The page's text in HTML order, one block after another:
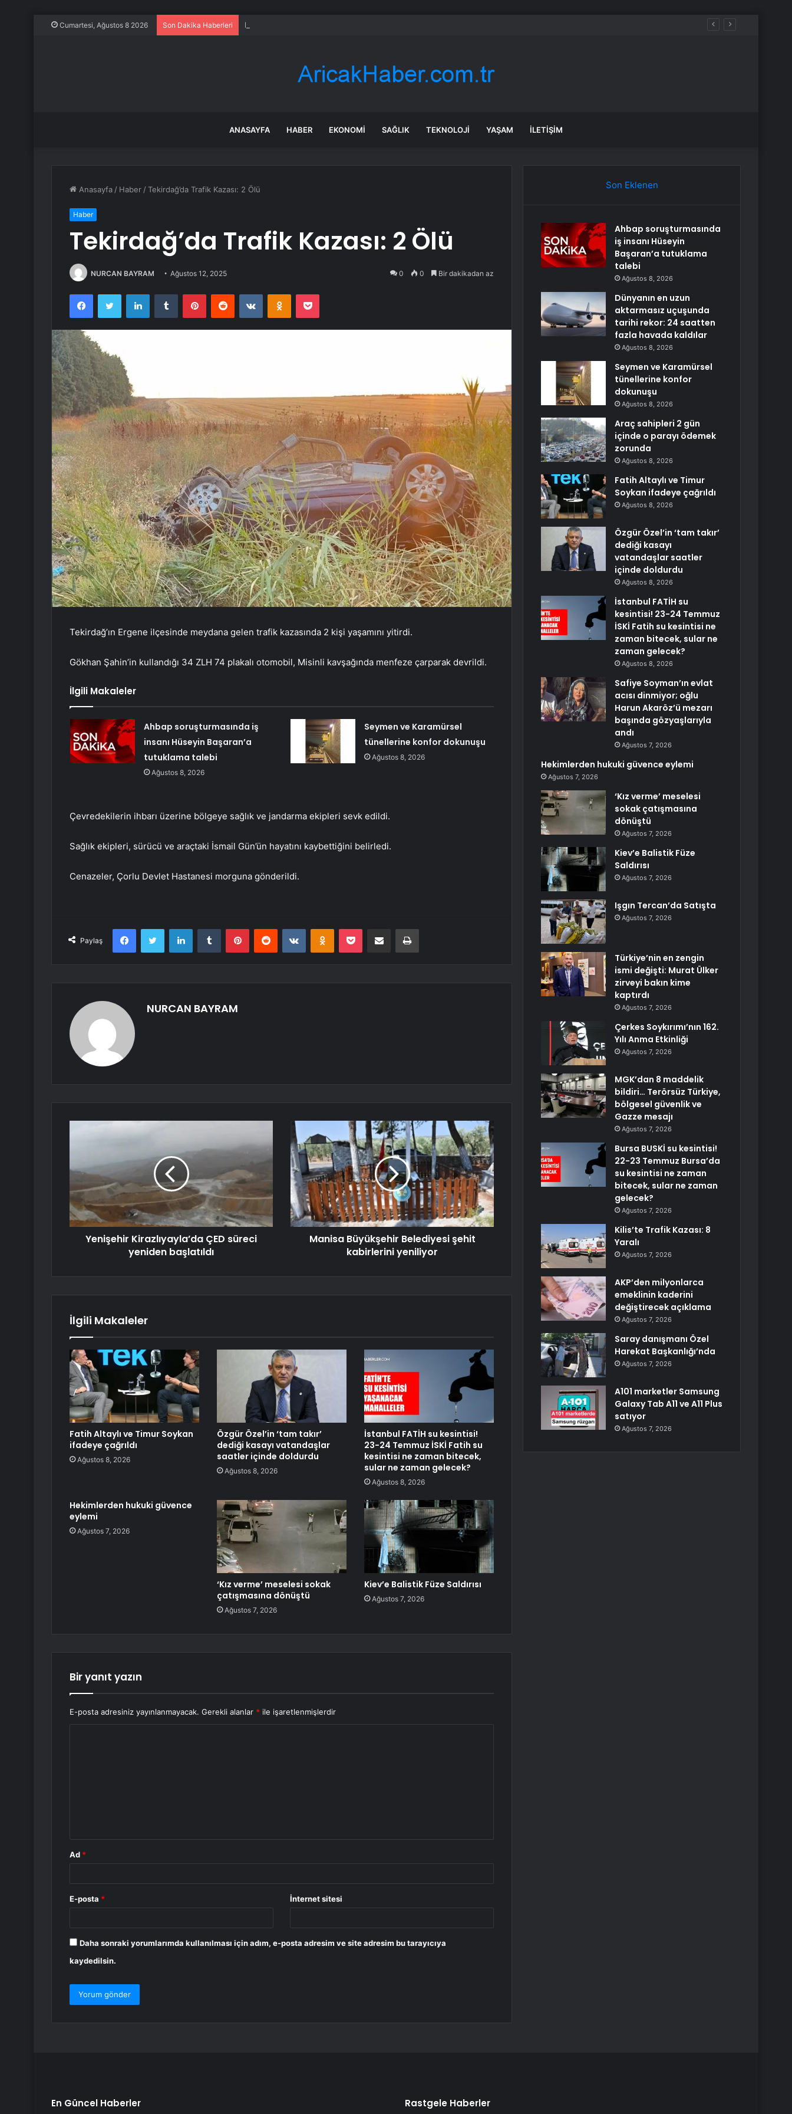
Cumartesi, Ağustos 8 2026 Son Dakika Haberleri Dünyanın en uzun aktarmasız uçuşunda tarihi rekor: 24 saatten fazla havada kaldılar
ANASAYFA HABER EKONOMI SAĞLIK TEKNOLOJI YAŞAM İLETIŞIM
Anasayfa / Haber /Tekirdağ’da Trafik Kazası: 2 Ölü
Haber
Tekirdağ’da Trafik Kazası: 2 Ölü
NURCAN BAYRAM Ağustos 12, 2025 0 0 Bir dakikadan az
FacebookTwitter LinkedInTumblr PinterestReddit VKontakteOdnoklassniki
Pocket
Tekirdağ’ın Ergene ilçesinde meydana gelen trafik kazasında 2 kişi yaşamını yitirdi.
Gökhan Şahin’in kullandığı 34 ZLH 74 plakalı otomobil, Misinli kavşağında menfeze çarparak devrildi.
İlgili Makaleler
Ahbap soruşturmasında iş
insanı Hüseyin Başaran’a
tutuklama talebi
Ağustos 8, 2026
Seymen ve Karamürsel
tünellerine konfor dokunuşu
Ağustos 8, 2026
Çevredekilerin ihbarı üzerine bölgeye sağlık ve jandarma ekipleri sevk edildi.
Sağlık ekipleri, sürücü ve araçtaki İsmail Gün’ün hayatını kaybettiğini belirledi.
Cenazeler, Çorlu Devlet Hastanesi morguna gönderildi.
Paylaş
FacebookTwitter LinkedInTumblr PinterestReddit VKontakteOdnoklassniki
Pocket E-Posta ile paylaş Yazdır
NURCAN BAYRAM
Yenişehir Kirazlıyayla’da ÇED süreci
yeniden başlatıldı
Manisa Büyükşehir Belediyesi şehit
kabirlerini yeniliyor
İlgili Makaleler
Fatih Altaylı ve Timur Soykan
ifadeye çağrıldı
Ağustos 8, 2026
Özgür Özel’in ‘tam takır’
dediği kasayı vatandaşlar
saatler içinde doldurdu
Ağustos 8, 2026
İstanbul FATİH su kesintisi!
23-24 Temmuz İSKİ Fatih su
kesintisi ne zaman bitecek,
sular ne zaman gelecek?
Ağustos 8, 2026
Hekimlerden hukuki güvence
eylemi
Ağustos 7, 2026
‘Kız verme’ meselesi sokak
çatışmasına dönüştü
Ağustos 7, 2026
Kiev’e Balistik Füze Saldırısı
Ağustos 7, 2026
Bir yanıt yazın
E-posta adresiniz yayınlanmayacak. Gerekli alanlar * ile işaretlenmişlerdir
Ad *
E-posta * İnternet sitesi
Daha sonraki yorumlarımda kullanılması için adım, e-posta adresim ve site adresim bu tarayıcıya
kaydedilsin.
Son Eklenen
Ahbap soruşturmasında
iş insanı Hüseyin
Başaran’a tutuklama
talebi
Ağustos 8, 2026
Dünyanın en uzun
aktarmasız uçuşunda
tarihi rekor: 24 saatten
fazla havada kaldılar
Ağustos 8, 2026
Seymen ve Karamürsel
tünellerine konfor
dokunuşu
Ağustos 8, 2026
Araç sahipleri 2 gün
içinde o parayı ödemek
zorunda
Ağustos 8, 2026
Fatih Altaylı ve Timur
Soykan ifadeye çağrıldı
Ağustos 8, 2026
Özgür Özel’in ‘tam takır’
dediği kasayı
vatandaşlar saatler
içinde doldurdu
Ağustos 8, 2026
İstanbul FATİH su
kesintisi! 23-24 Temmuz
İSKİ Fatih su kesintisi ne
zaman bitecek, sular ne
zaman gelecek?
Ağustos 8, 2026
Safiye Soyman’ın evlat
acısı dinmiyor; oğlu
Harun Akaröz’ü mezarı
başında gözyaşlarıyla
andı
Ağustos 7, 2026
Hekimlerden hukuki güvence eylemi
Ağustos 7, 2026
‘Kız verme’ meselesi
sokak çatışmasına
dönüştü
Ağustos 7, 2026
Kiev’e Balistik Füze
Saldırısı
Ağustos 7, 2026
Işgın Tercan’da Satışta
Ağustos 7, 2026
Türkiye’nin en zengin
ismi değişti: Murat Ülker
zirveyi bakın kime
kaptırdı
Ağustos 7, 2026
Çerkes Soykırımı’nın 162.
Yılı Anma Etkinliği
Ağustos 7, 2026
MGK’dan 8 maddelik
bildiri… Terörsüz Türkiye,
bölgesel güvenlik ve
Gazze mesajı
Ağustos 7, 2026
Bursa BUSKİ su kesintisi!
22-23 Temmuz Bursa’da
su kesintisi ne zaman
bitecek, sular ne zaman
gelecek?
Ağustos 7, 2026
Kilis’te Trafik Kazası: 8
Yaralı
Ağustos 7, 2026
AKP’den milyonlarca
emeklinin kaderini
değiştirecek açıklama
Ağustos 7, 2026
Saray danışmanı Özel
Harekat Başkanlığı’nda
Ağustos 7, 2026
A101 marketler Samsung
Galaxy Tab A11 ve A11 Plus
satıyor
Ağustos 7, 2026
En Güncel Haberler Rastgele Haberler